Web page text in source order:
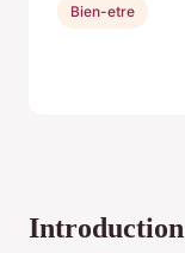
Introduction
Bien-etre